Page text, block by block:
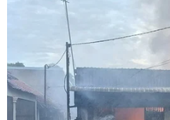
Đức điều tra vụ UAV gắn
thuốc nổ xuất hiện tại sân
05/08/2026 23:43